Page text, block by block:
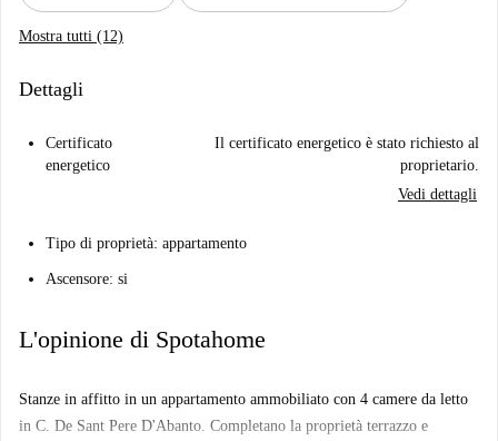
Mostra tutti (12)
Dettagli
Certificato
energetico
Il certificato energetico è stato richiesto al
proprietario.
Vedi dettagli
Tipo di proprietà: appartamento
Ascensore: si
L'opinione di Spotahome
Stanze in affitto in un appartamento ammobiliato con 4 camere da letto
in C. De Sant Pere D'Abanto. Completano la proprietà terrazzo e